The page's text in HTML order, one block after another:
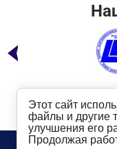
Телефон:8
Этот сайт
файлы и другие
улучшения его
Продолжая